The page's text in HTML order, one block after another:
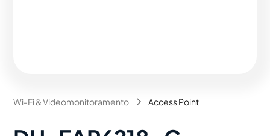
Wi-Fi & Videomonitoramento Access Point